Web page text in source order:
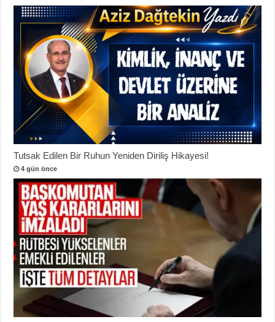
Tutsak Edilen Bir Ruhun Yeniden Diriliş Hikayesi!
4 gün önce